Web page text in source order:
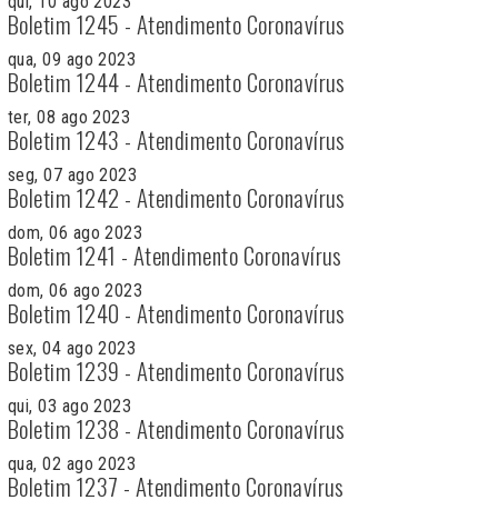
Boletim 1245 - Atendimento Coronavírus
qua, 09 ago 2023
Boletim 1244 - Atendimento Coronavírus
ter, 08 ago 2023
Boletim 1243 - Atendimento Coronavírus
seg, 07 ago 2023
Boletim 1242 - Atendimento Coronavírus
dom, 06 ago 2023
Boletim 1241 - Atendimento Coronavírus
dom, 06 ago 2023
Boletim 1240 - Atendimento Coronavírus
sex, 04 ago 2023
Boletim 1239 - Atendimento Coronavírus
qui, 03 ago 2023
Boletim 1238 - Atendimento Coronavírus
qua, 02 ago 2023
Boletim 1237 - Atendimento Coronavírus